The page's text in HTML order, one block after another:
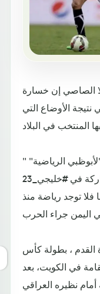
الصاصي إن خسارة
شيى طبيعي نتيجة الأوضاع التي
الرياضية" "
جئنا من البيت الى الكويت للمشاركة في #خليجي_23
فلا توجد رياضة منذ
القدم ، بطولة كأس
في نسختها الـ"23" المقامة في الكويت، بعد
نظيره العراقي